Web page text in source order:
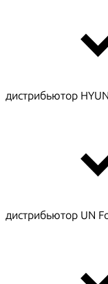
дистрибьютор
дистрибьютор UN